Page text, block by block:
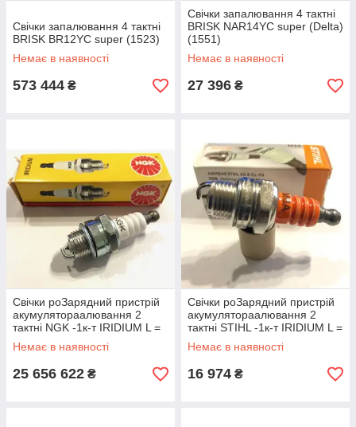
Свічки запалювання 4 тактні
BRISK BR12YC super (1523)
Немає в наявності
573 444 ₴
Свічки запалювання 4 тактні
BRISK NAR14YC super (Delta)
(1551)
Немає в наявності
27 396 ₴
Свічки роЗарядний пристрій
акумулятораалювання 2
тактні NGK -1к-т IRIDIUM L =
9 мм, ключ=19 (L6TCI)
Немає в наявності
25 656 622 ₴
Свічки роЗарядний пристрій
акумулятораалювання 2
тактні STIHL -1к-т IRIDIUM L =
9 мм, Ключ = 119 (0000
4007256)
Немає в наявності
16 974 ₴